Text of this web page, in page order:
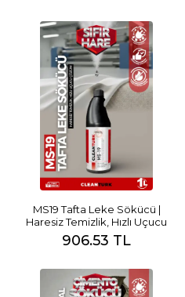
MS19 Tafta Leke Sökücü |
Haresiz Temizlik, Hızlı Uçucu
Çözüm
906.53 TL